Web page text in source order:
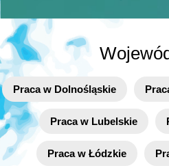
Praca w Dolnośląskie
Praca w Lubelskie
Praca w Łódzkie